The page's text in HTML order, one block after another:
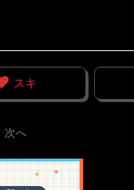
スキ
次へ